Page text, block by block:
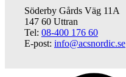
Söderby Gårds Väg 11A
147 60 Uttran
Tel: 08-400 176 60
E-post: info@acsnordic.se